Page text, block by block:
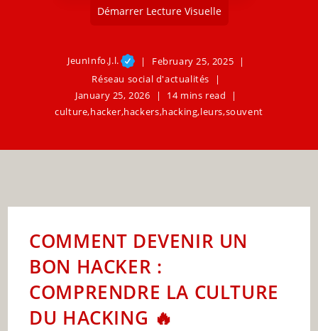
Démarrer Lecture Visuelle
JeunInfo.J.l.
February 25, 2025
Réseau social d'actualités
January 25, 2026
14 mins read
culture,hacker,hackers,hacking,leurs,souvent
COMMENT DEVENIR UN
BON HACKER :
COMPRENDRE LA CULTURE
DU HACKING 🔥